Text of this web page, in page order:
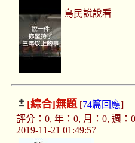
島民說說看
[綜合]無題[74篇回應]
評分：0, 年：0, 月：0, 週：
2019-11-21 01:49:57